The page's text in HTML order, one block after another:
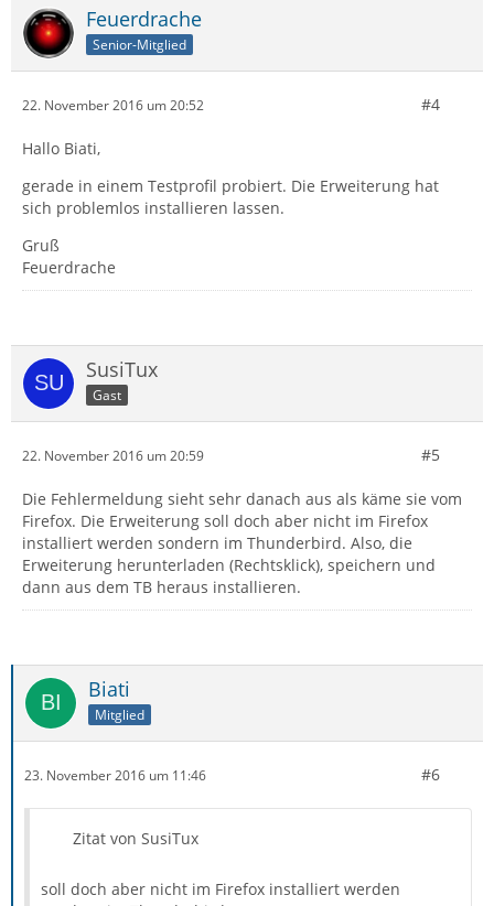
Feuerdrache
Senior-Mitglied
22. November 2016 um 20:52 #4
Hallo Biati,
gerade in einem Testprofil probiert. Die Erweiterung hat
sich problemlos installieren lassen.
Gruß
Feuerdrache
SusiTux
Gast
22. November 2016 um 20:59 #5
Die Fehlermeldung sieht sehr danach aus als käme sie vom
Firefox. Die Erweiterung soll doch aber nicht im Firefox
installiert werden sondern im Thunderbird. Also, die
Erweiterung herunterladen (Rechtsklick), speichern und
dann aus dem TB heraus installieren.
Biati
Mitglied
23. November 2016 um 11:46 #6
Zitat von SusiTux
soll doch aber nicht im Firefox installiert werden